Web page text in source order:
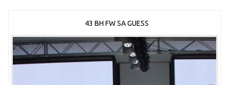
43 BH FW SA GUESS